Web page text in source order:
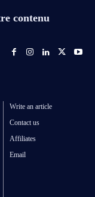
contenu
Write an article
Contact us
Affiliates
Email